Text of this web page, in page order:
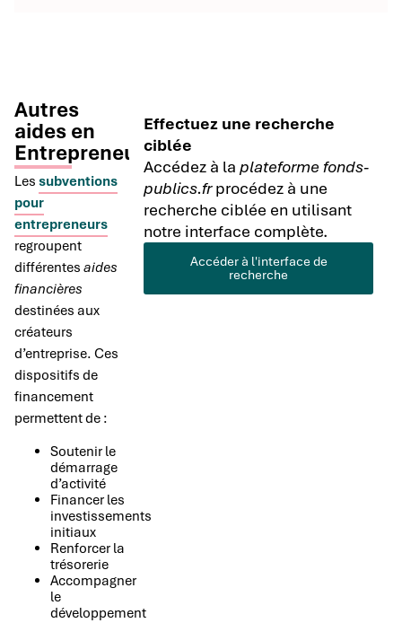
Autres
aides en
Entrepreneuriat
Les subventions
pour
entrepreneurs
regroupent
différentes aides
financières
destinées aux
créateurs
d’entreprise. Ces
dispositifs de
financement
permettent de :
Soutenir le
démarrage
d’activité
Financer les
investissements
initiaux
Renforcer la
trésorerie
Accompagner
le
développement
Effectuez une recherche
ciblée
Accédez à laplateforme fonds-
publics.frprocédez à une
recherche ciblée en utilisant
notre interface complète.
Accéder à l'interface de
recherche